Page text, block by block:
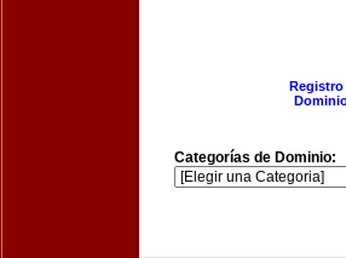
Categorías de Dominio: